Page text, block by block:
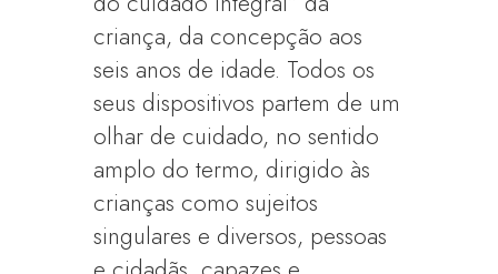
criança, da concepção aos
seis anos de idade. Todos os
seus dispositivos partem de um
olhar de cuidado, no sentido
amplo do termo, dirigido às
crianças como sujeitos
singulares e diversos, pessoas